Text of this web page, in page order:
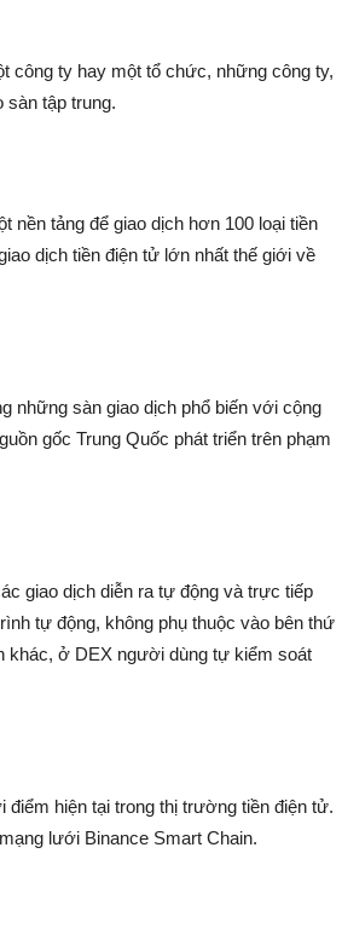
công ty hay một tổ chức, những công ty,
sàn tập trung.
nền tảng để giao dịch hơn 100 loại tiền
dịch tiền điện tử lớn nhất thế giới về
những sàn giao dịch phổ biến với cộng
gốc Trung Quốc phát triển trên phạm
giao dịch diễn ra tự động và trực tiếp
tự động, không phụ thuộc vào bên thứ
khác, ở DEX người dùng tự kiểm soát
hiện tại trong thị trường tiền điện tử.
lưới Binance Smart Chain.